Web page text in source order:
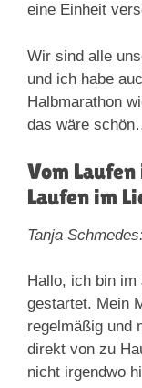
eine Einheit
Wir sind alle
und ich habe
Halbmarathon
das wäre
Vom
Laufen im
Tanja Schmedes:
Hallo, ich bin
gestartet. Mein
regelmäßig und
direkt von zu
nicht irgendwo